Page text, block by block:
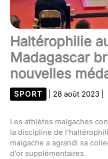
Haltérophilie
Madagascar
nouvelles
SPORT 28 août 2023
Les athlètes malgaches
la discipline de
malgache a agrandi sa
d’or supplémentaires.